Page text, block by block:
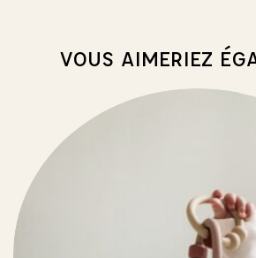
VOUS AIMERIEZ